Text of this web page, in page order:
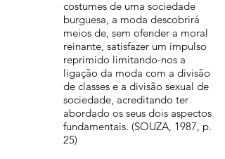
costumes de uma sociedade
burguesa, a moda descobrirá
meios de, sem ofender a moral
reinante, satisfazer um impulso
reprimido limitando-nos a
ligação da moda com a divisão
de classes e a divisão sexual de
sociedade, acreditando ter
abordado os seus dois aspectos
fundamentais. (SOUZA, 1987, p.
25)